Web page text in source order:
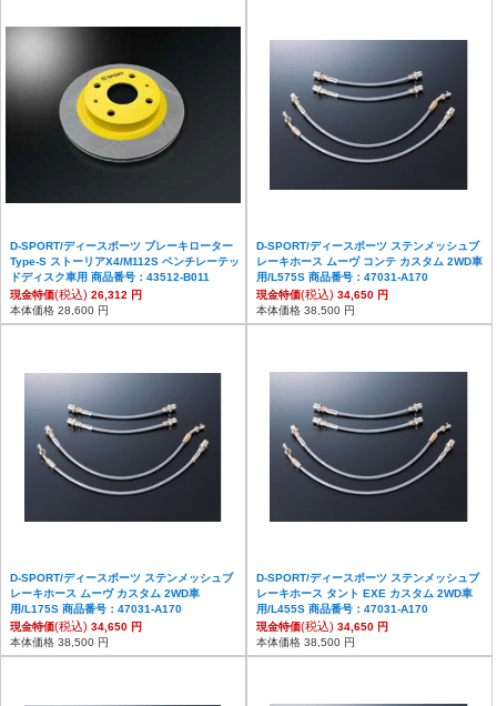
D-SPORT/ディースポーツ ブレーキローター
Type-S ストーリアX4/M112S ベンチレーテッ
ドディスク車用 商品番号：43512-B011
現金特価(税込) 26,312 円
本体価格 28,600 円
D-SPORT/ディースポーツ ステンメッシュブ
レーキホース ムーヴ コンテ カスタム 2WD車
用/L575S 商品番号：47031-A170
現金特価(税込) 34,650 円
本体価格 38,500 円
D-SPORT/ディースポーツ ステンメッシュブ
レーキホース ムーヴ カスタム 2WD車
用/L175S 商品番号：47031-A170
現金特価(税込) 34,650 円
本体価格 38,500 円
D-SPORT/ディースポーツ ステンメッシュブ
レーキホース タント EXE カスタム 2WD車
用/L455S 商品番号：47031-A170
現金特価(税込) 34,650 円
本体価格 38,500 円